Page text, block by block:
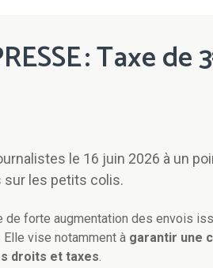
: Taxe de
le 16 juin 2026 à un
sur les petits colis.
de forte augmentation des envois
vise notamment à garantir une
droits et taxes.